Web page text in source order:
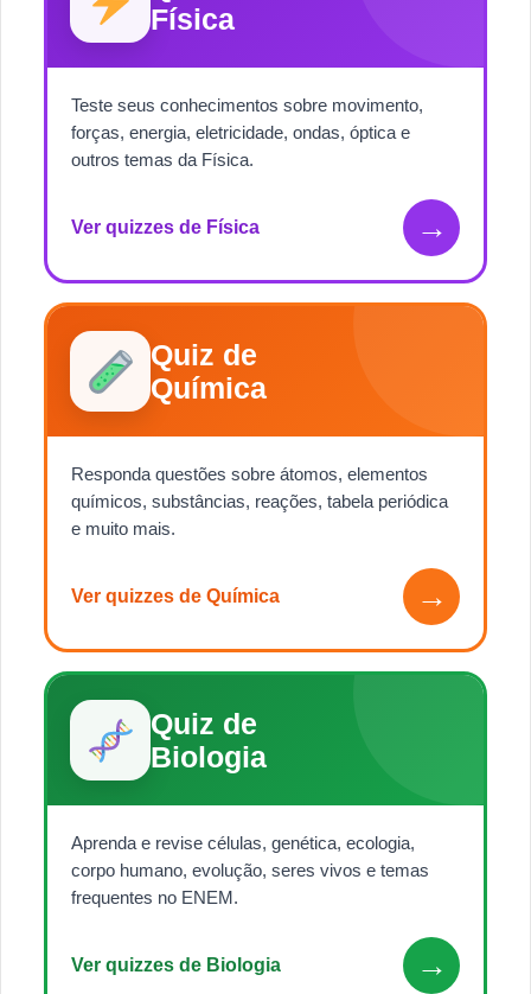
Física
Teste seus conhecimentos sobre movimento,
forças, energia, eletricidade, ondas, óptica e
outros temas da Física.
Ver quizzes de Física →
Quiz de
Química
Responda questões sobre átomos, elementos
químicos, substâncias, reações, tabela periódica
e muito mais.
Ver quizzes de Química →
Quiz de
Biologia
Aprenda e revise células, genética, ecologia,
corpo humano, evolução, seres vivos e temas
frequentes no ENEM.
Ver quizzes de Biologia →